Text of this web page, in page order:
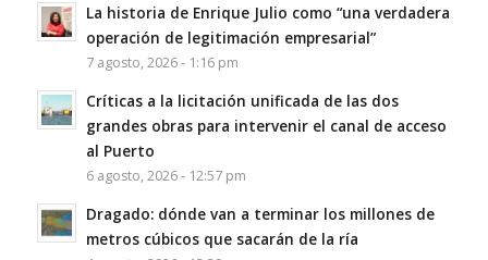
La historia de Enrique Julio como “una verdadera
operación de legitimación empresarial”
7 agosto, 2026 - 1:16 pm
Críticas a la licitación unificada de las dos
grandes obras para intervenir el canal de acceso
al Puerto
6 agosto, 2026 - 12:57 pm
Dragado: dónde van a terminar los millones de
metros cúbicos que sacarán de la ría